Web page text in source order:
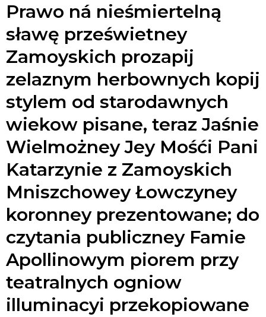
Prawo ná nieśmiertelną
sławę prześwietney
Zamoyskich prozapij
zelaznym herbownych kopij
stylem od starodawnych
wiekow pisane, teraz Jaśnie
Wielmożney Jey Mośći Pani
Katarzynie z Zamoyskich
Mniszchowey Łowczyney
koronney prezentowane; do
czytania publiczney Famie
Apollinowym piorem przy
teatralnych ogniow
illuminacyi przekopiowane